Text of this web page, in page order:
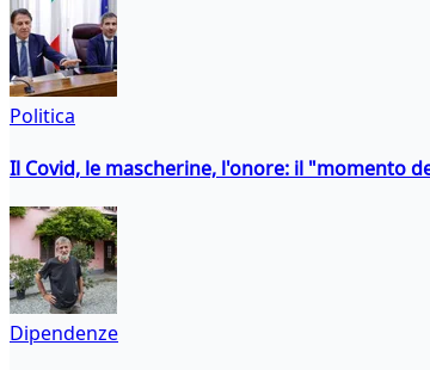
Politica
Il Covid, le mascherine, l'onore: il "momento
Dipendenze